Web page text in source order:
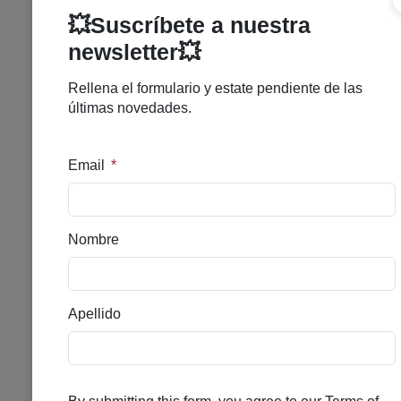
BIRETIX MICROPEEL TTO
EXFOLIANTE PURIFICANTE
50 ML